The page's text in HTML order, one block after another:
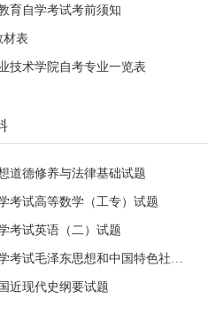
育自学考试考前须知
材表
技术学院自考专业一览表
道德修养与法律基础试题
考试高等数学（工专）试题
考试英语（二）试题
全国2024年4月高等教育自学考试毛泽东思想和中国特色社会主义理论体系概论试题
近现代史纲要试题